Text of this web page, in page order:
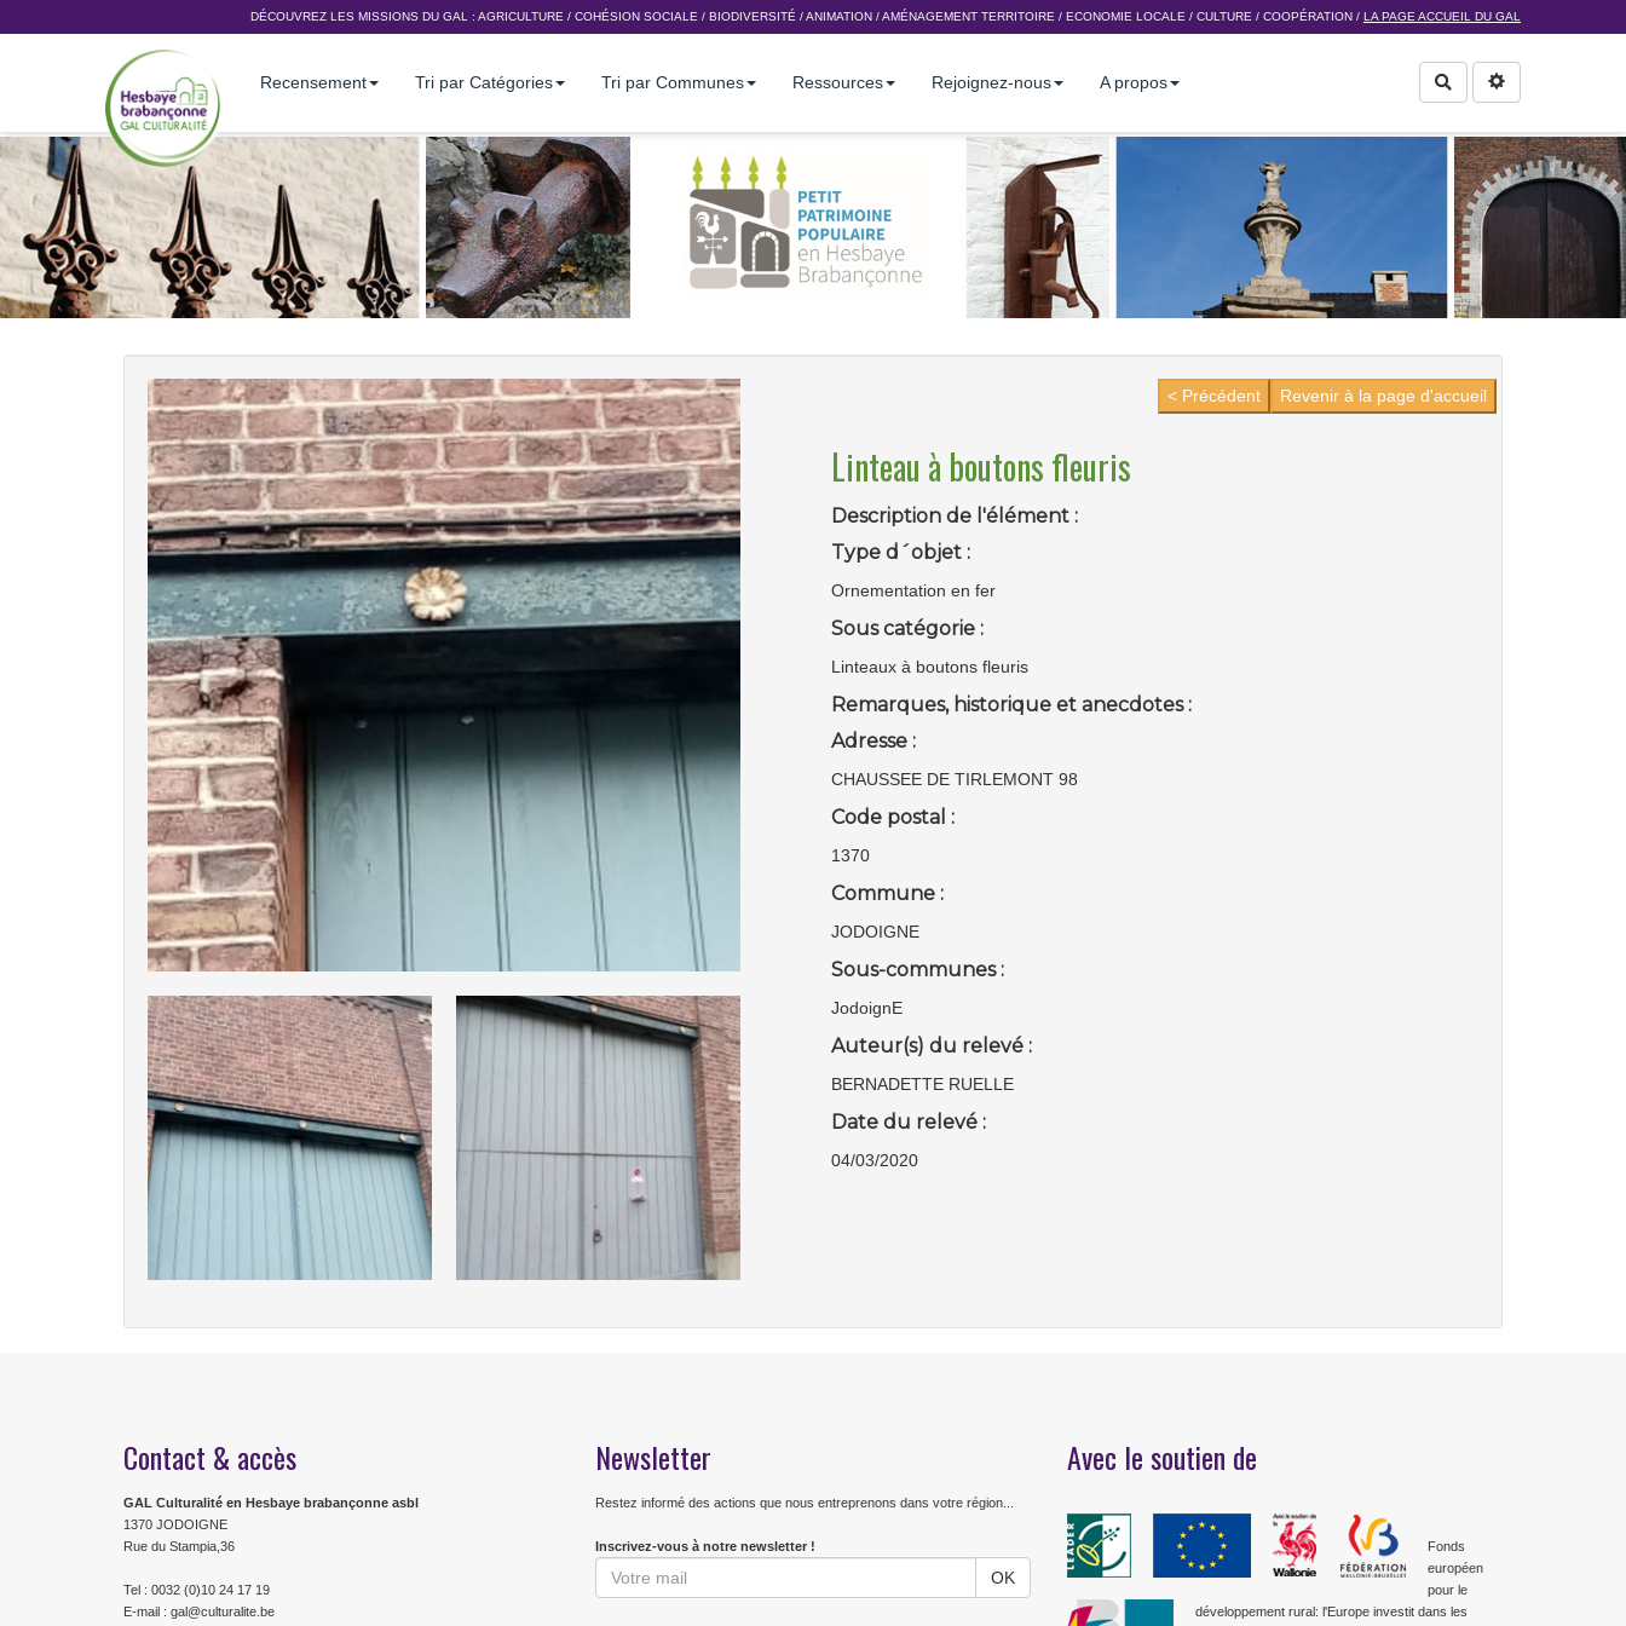
DÉCOUVREZ LES MISSIONS DU GAL : AGRICULTURE / COHÉSION SOCIALE / BIODIVERSITÉ /ANIMATION /AMÉNAGEMENT TERRITOIRE / ECONOMIE LOCALE / CULTURE / COOPÉRATION / LA PAGE ACCUEIL DU GAL
Recensement Tri par Catégories Tri par Communes Ressources Rejoignez-nous A propos Rechercher
Revenir à la page d'accueil
< Précédent
Linteau à boutons fleuris
Description de l'élément :
Type d´objet :
Ornementation en fer
Sous catégorie :
Linteaux à boutons fleuris
Remarques, historique et anecdotes :
Adresse :
CHAUSSEE DE TIRLEMONT 98
Code postal :
1370
Commune :
JODOIGNE
Sous-communes :
JodoignE
Auteur(s) du relevé :
BERNADETTE RUELLE
Date du relevé :
04/03/2020
Contact & accès
GAL Culturalité en Hesbaye brabançonne asbl
1370 JODOIGNE
Rue du Stampia,36
Tel : 0032 (0)10 24 17 19
E-mail : gal@culturalite.be
Newsletter
Restez informé des actions que nous entreprenons dans votre région...
Inscrivez-vous à notre newsletter !
Avec le soutien de
Fonds
européen
pour le
développement rural: l'Europe investit dans les